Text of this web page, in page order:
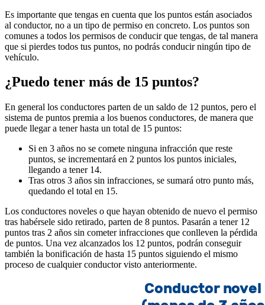
Es importante que tengas en cuenta que los puntos están asociados
al conductor, no a un tipo de permiso en concreto. Los puntos son
comunes a todos los permisos de conducir que tengas, de tal manera
que si pierdes todos tus puntos, no podrás conducir ningún tipo de
vehículo.
¿Puedo tener más de 15 puntos?
En general los conductores parten de un saldo de 12 puntos, pero el
sistema de puntos premia a los buenos conductores, de manera que
puede llegar a tener hasta un total de 15 puntos:
Si en 3 años no se comete ninguna infracción que reste
puntos, se incrementará en 2 puntos los puntos iniciales,
llegando a tener 14.
Tras otros 3 años sin infracciones, se sumará otro punto más,
quedando el total en 15.
Los conductores noveles o que hayan obtenido de nuevo el permiso
tras habérsele sido retirado, parten de 8 puntos. Pasarán a tener 12
puntos tras 2 años sin cometer infracciones que conlleven la pérdida
de puntos. Una vez alcanzados los 12 puntos, podrán conseguir
también la bonificación de hasta 15 puntos siguiendo el mismo
proceso de cualquier conductor visto anteriormente.